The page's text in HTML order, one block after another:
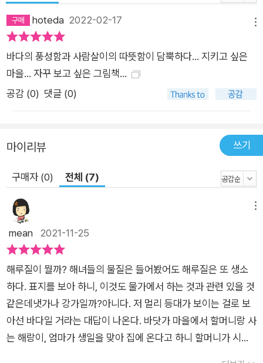
hoteda 2022-02-17
바다의 풍성함과 사람살이의 따뜻함이 담뿍하다... 지키고 싶은
마을... 자꾸 보고 싶은 그림책...
공감 (0) 댓글 (0)
마이리뷰 쓰기
구매자 (0) 전체 (7)
mean 2021-11-25
해루질이 뭘까? 해녀들의 물질은 들어봤어도 해루질은 또 생소
하다. 표지를 보아 하니, 이것도 물가에서 하는 것과 관련 있을 것
같은데냇가나 강가일까?아니다. 저 멀리 등대가 보이는 걸로 보
아선 바다일 거라는 대답이 나온다. 바닷가 마을에서 할머니랑 사
는 해랑이, 엄마가 생일을 맞아 집에 온다고 하니 할머니가 시장